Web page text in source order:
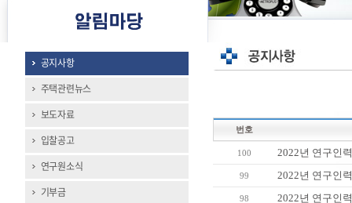
공지사항
주택관련뉴스
보도자료
입찰공고
연구원소식
기부금
번호
100 2022년 연구인
99 2022년 연구인
98 2022년 연구인